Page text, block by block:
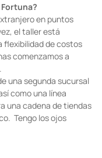
en puntos
el taller está
flexibilidad de costos
comenzamos a
una segunda sucursal
como una línea
una cadena de tiendas
Tengo los ojos